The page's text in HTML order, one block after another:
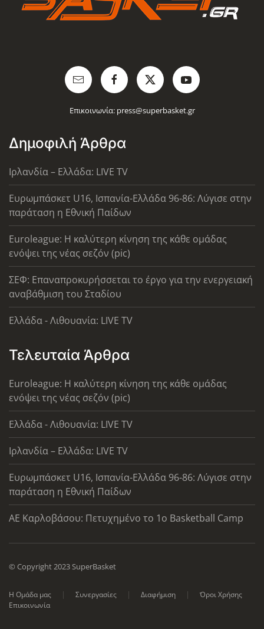
Επικοινωνία: press@superbasket.gr
Δημοφιλή Άρθρα
Ιρλανδία – Ελλάδα: LIVE TV
Ευρωμπάσκετ U16, Ισπανία-Ελλάδα 96-86: Λύγισε στην
παράταση η Εθνική Παίδων
Euroleague: Η καλύτερη κίνηση της κάθε ομάδας
ενόψει της νέας σεζόν (pic)
ΣΕΦ: Επαναπροκυρήσσεται το έργο για την ενεργειακή
αναβάθμιση του Σταδίου
Ελλάδα - Λιθουανία: LIVE TV
Τελευταία Άρθρα
Euroleague: Η καλύτερη κίνηση της κάθε ομάδας
ενόψει της νέας σεζόν (pic)
Ελλάδα - Λιθουανία: LIVE TV
Ιρλανδία – Ελλάδα: LIVE TV
Ευρωμπάσκετ U16, Ισπανία-Ελλάδα 96-86: Λύγισε στην
παράταση η Εθνική Παίδων
ΑΕ Καρλοβάσου: Πετυχημένο το 1ο Basketball Camp
© Copyright 2023 SuperBasket
Η Ομάδα μας Συνεργασίες Διαφήμιση
Όροι Χρήσης
Επικοινωνία